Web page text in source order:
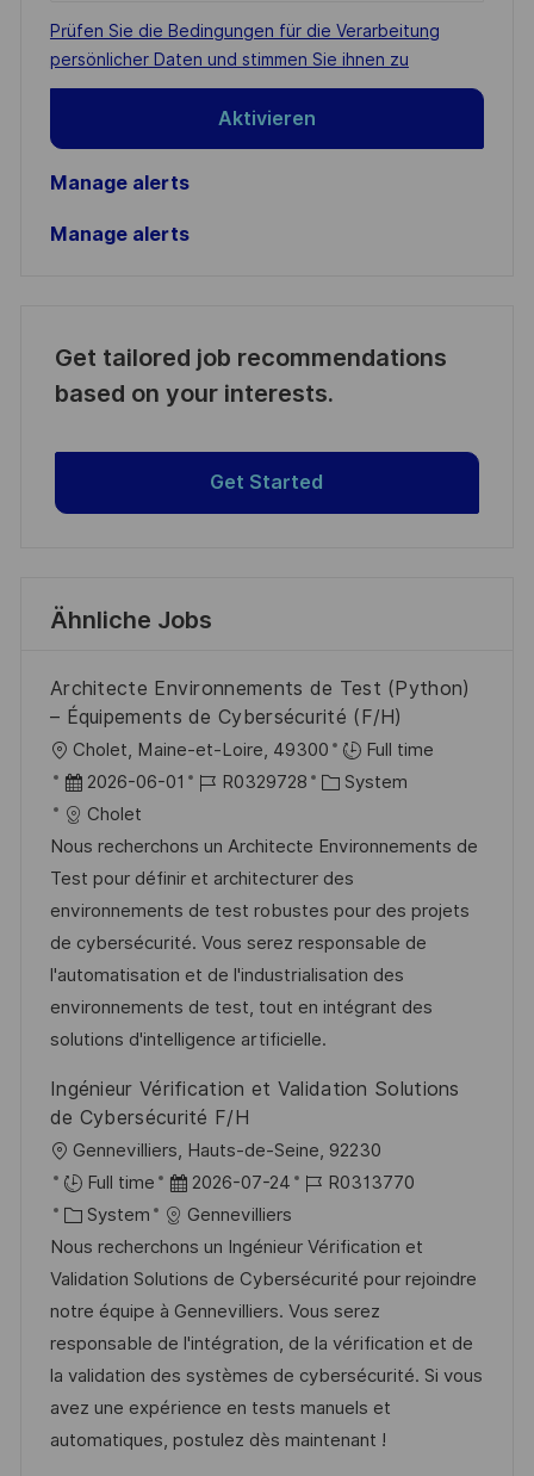
address
(Required)
Required
Prüfen Sie die Bedingungen für die Verarbeitung
persönlicher Daten und stimmen Sie ihnen zu
Aktivieren
Manage alerts
Manage alerts
Get tailored job recommendations
based on your interests.
Get Started
Ähnliche Jobs
Architecte Environnements de Test (Python)
– Équipements de Cybersécurité (F/H)
O
r
t
Cholet, Maine-et-Loire, 49300
Full time
D
a
t
u
m
d
e
r
V
r
f
2026-06-01
J
b
-
I
D
R0329728
K
t
e
g
o
r
i
e
System
Cholet
Nous recherchons un Architecte Environnements de
Test pour définir et architecturer des
environnements de test robustes pour des projets
de cybersécurité. Vous serez responsable de
l'automatisation et de l'industrialisation des
environnements de test, tout en intégrant des
solutions d'intelligence artificielle.
Ingénieur Vérification et Validation Solutions
de Cybersécurité F/H
O
r
t
Gennevilliers, Hauts-de-Seine, 92230
Full time
D
a
t
u
m
d
e
r
V
2026-07-24
J
b
-
I
D
R0313770
K
a
t
e
g
o
r
i
System
Gennevilliers
Nous recherchons un Ingénieur Vérification et
Validation Solutions de Cybersécurité pour rejoindre
notre équipe à Gennevilliers. Vous serez
responsable de l'intégration, de la vérification et de
la validation des systèmes de cybersécurité. Si vous
avez une expérience en tests manuels et
automatiques, postulez dès maintenant !